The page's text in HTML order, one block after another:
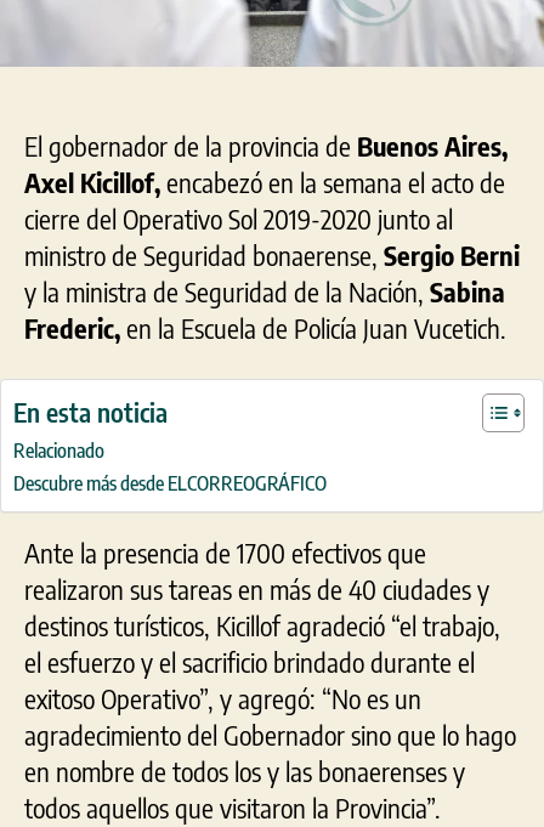
El gobernador de la provincia de Buenos Aires,
Axel Kicillof,encabezó en la semana el acto de
cierre del Operativo Sol 2019-2020 junto al
ministro de Seguridad bonaerense, Sergio Berni
y la ministra de Seguridad de la Nación, Sabina
Frederic,en la Escuela de Policía Juan Vucetich.
En esta noticia
Relacionado
Descubre más desde ELCORREOGRÁFICO
Ante la presencia de 1700 efectivos que
realizaron sus tareas en más de 40 ciudades y
destinos turísticos, Kicillof agradeció “el trabajo,
el esfuerzo y el sacrificio brindado durante el
exitoso Operativo”, y agregó: “No es un
agradecimiento del Gobernador sino que lo hago
en nombre de todos los y las bonaerenses y
todos aquellos que visitaron la Provincia”.